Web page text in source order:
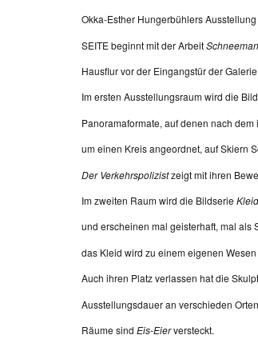
Okka-Esther Hungerbühlers
SEITE beginnt mit der Arbeit
Hausflur vor der Eingangstür der Galerie.
Im ersten Ausstellungsraum wird die
Panoramaformate, auf denen nach
um einen Kreis angeordnet, auf Skiern
Der Verkehrspolizistzeigt mit ihren
Im zweiten Raum wird die Bildserie
und erscheinen mal geisterhaft, mal als
das Kleid wird zu einem eigenen
Auch ihren Platz verlassen hat die
Ausstellungsdauer an verschieden
Räume sind Eis-Eierversteckt.